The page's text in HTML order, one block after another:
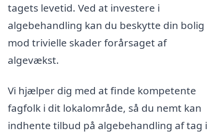
tagets levetid. Ved at investere i
algebehandling kan du beskytte din bolig
mod trivielle skader forårsaget af
algevækst.
Vi hjælper dig med at finde kompetente
fagfolk i dit lokalområde, så du nemt kan
indhente tilbud på algebehandling af tag i